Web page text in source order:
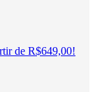
de R$649,00!